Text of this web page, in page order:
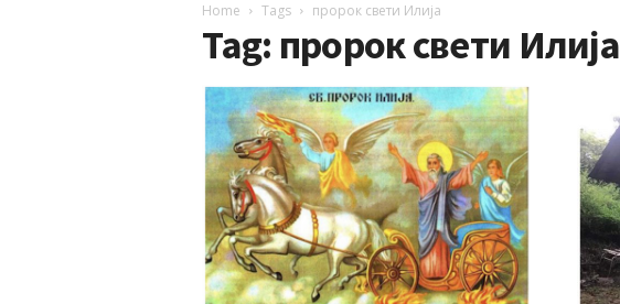
Home Tags пророк свети Илија
Tag: пророк свети Илија